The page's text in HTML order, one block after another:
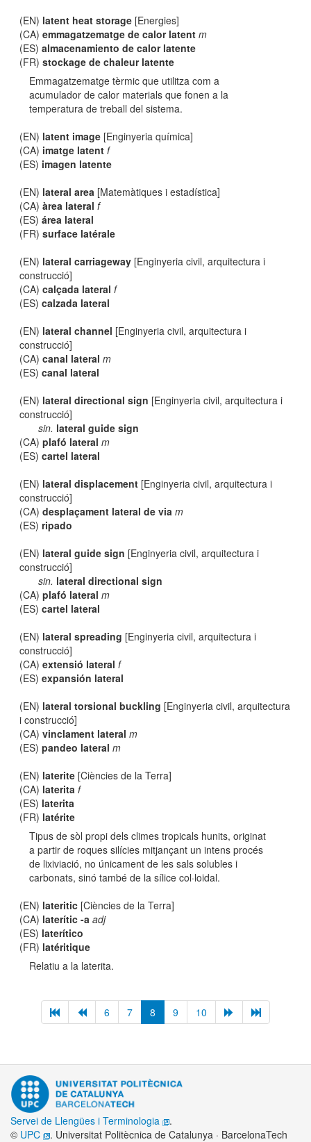
(EN) latent heat storage [Energies]
(CA)emmagatzematge de calor latent m
(ES)almacenamiento de calor latente
(FR)stockage de chaleur latente
Emmagatzematge tèrmic que utilitza com a
acumulador de calor materials que fonen a la
temperatura de treball del sistema.
(EN) latent image [Enginyeria química]
(CA) imatge latent f
(ES) imagen latente
(EN) lateral area [Matemàtiques i estadística]
(CA)àrea lateral f
(ES)área lateral
(FR)surface latérale
(EN) lateral carriageway [Enginyeria civil, arquitectura i
construcció]
(CA)calçada lateral f
(ES)calzada lateral
(EN) lateral channel [Enginyeria civil, arquitectura i
construcció]
(CA)canal lateral m
(ES)canal lateral
(EN) lateral directional sign [Enginyeria civil, arquitectura i
construcció]
sin. lateral guide sign
(CA)plafó lateral m
(ES)cartel lateral
(EN) lateral displacement [Enginyeria civil, arquitectura i
construcció]
(CA)desplaçament lateral de via m
(ES)ripado
(EN) lateral guide sign [Enginyeria civil, arquitectura i
construcció]
sin. lateral directional sign
(CA)plafó lateral m
(ES)cartel lateral
(EN) lateral spreading [Enginyeria civil, arquitectura i
construcció]
(CA)extensió lateral f
(ES)expansión lateral
(EN) lateral torsional buckling [Enginyeria civil, arquitectura
i construcció]
(CA)vinclament lateral m
(ES)pandeo lateral m
(EN) laterite [Ciències de la Terra]
(CA) laterita f
(ES) laterita
(FR) latérite
Tipus de sòl propi dels climes tropicals hunits, originat
a partir de roques silícies mitjançant un intens procés
de lixiviació, no únicament de les sals solubles i
carbonats, sinó també de la sílice col·loidal.
(EN) lateritic [Ciències de la Terra]
(CA) laterític -a adj
(ES) laterítico
(FR) latéritique
Relatiu a la laterita.
6 7 8 9 10
Servei de Llengües i Terminologia
.
© UPC . Universitat Politècnica de Catalunya · BarcelonaTech